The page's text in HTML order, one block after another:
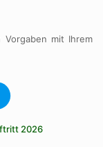
mit Ihrem
2026